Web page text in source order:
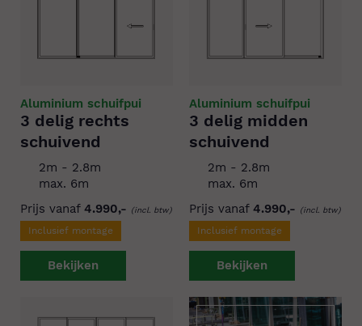
Aluminium schuifpui
3 delig rechts
schuivend
2m - 2.8m
max. 6m
Prijs vanaf 4.990,- (incl. btw)
Inclusief montage
Bekijken
Aluminium schuifpui
3 delig midden
schuivend
2m - 2.8m
max. 6m
Prijs vanaf 4.990,- (incl. btw)
Inclusief montage
Bekijken